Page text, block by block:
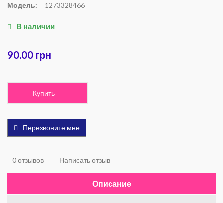
Модель: 1273328466
В наличии
90.00 грн
Купить
Перезвоните мне
0 отзывов Написать отзыв
Описание